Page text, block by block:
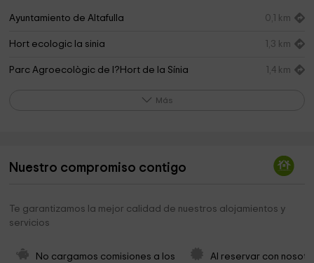
Ayuntamiento de Altafulla 0,1 km
Hort ecologic la sinia 1,3 km
Parc Agroecològic de l?Hort de la Sínia 1,4 km
Ayuntamiento de Torredembarra 1,6 km
Iglesia Cristiana Bíblica Bautista
Ayuntamiento de Torredembarra
Más
Nuestro compromiso contigo
Te garantizamos la mejor calidad de nuestros alojamientos y
servicios
No cargamos comisiones a los
Al reservar con